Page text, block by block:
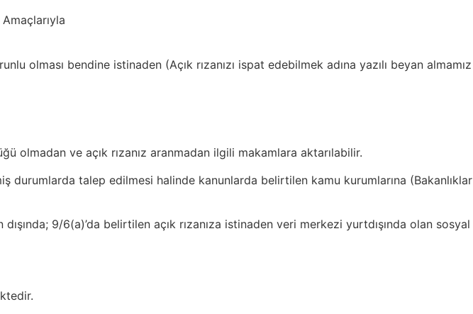
olması bendine istinaden (Açık rızanızı ispat edebilmek adına yazılı beyan almamız
olmadan ve açık rızanız aranmadan ilgili makamlara aktarılabilir.
durumlarda talep edilmesi halinde kanunlarda belirtilen kamu kurumlarına (Bakanlıklar
9/6(a)’da belirtilen açık rızanıza istinaden veri merkezi yurtdışında olan sosyal